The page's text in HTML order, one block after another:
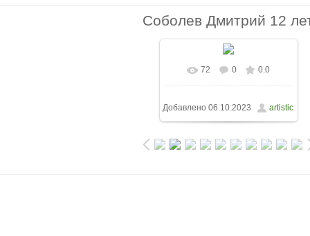
Соболев Дмитрий 12
72 0 0.0
Добавлено 06.10.2023 artistic